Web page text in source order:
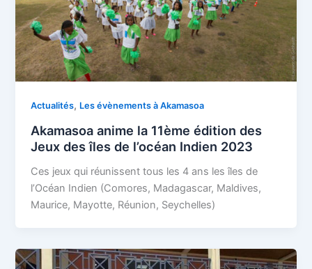
Actualités, Les évènements à Akamasoa
Akamasoa anime la 11ème édition des
Jeux des îles de l’océan Indien 2023
Ces jeux qui réunissent tous les 4 ans les îles de
l’Océan Indien (Comores, Madagascar, Maldives,
Maurice, Mayotte, Réunion, Seychelles)